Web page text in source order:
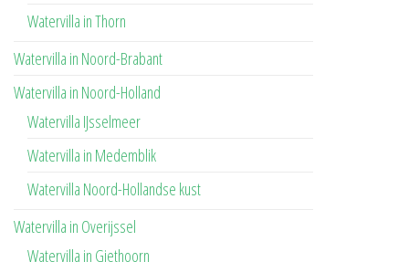
Watervilla in Thorn
Watervilla in Noord-Brabant
Watervilla in Noord-Holland
Watervilla IJsselmeer
Watervilla in Medemblik
Watervilla Noord-Hollandse kust
Watervilla in Overijssel
Watervilla in Giethoorn